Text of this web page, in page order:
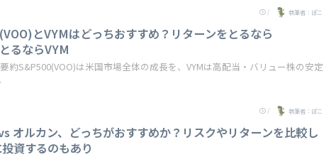
/ 執筆者：ぽこ
とVYMはどっちおすすめ？リターンをとるなら
るならVYM
約S&P500(VOO)は米国市場全体の成長を、VYMは高配当・バリュー株の安定
/ 執筆者：ぽこ
オルカン、どっちがおすすめか？リスクやリターンを比較し
資するのもあり